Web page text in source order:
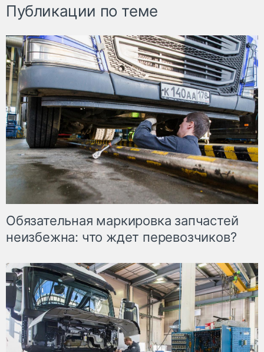
Публикации по теме
Обязательная маркировка запчастей
неизбежна: что ждет перевозчиков?